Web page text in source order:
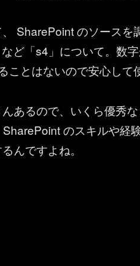
SharePoint のソースを
ど「s4」について。数
ことはないので安心して
あるので、いくら優秀
のスキルや経
んですよね。